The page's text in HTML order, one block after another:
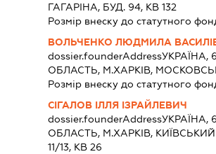
ГАГАРІНА, БУД. 94, КВ 132
Розмір внеску до статутного
ВОЛЬЧЕНКО ЛЮДМИЛА
dossier.founderAddressУКРАЇНА,
ОБЛАСТЬ, М.ХАРКІВ,
Розмір внеску до статутного
СІГАЛОВ ІЛЛЯ ІЗРАЙЛЕВИЧ
dossier.founderAddressУКРАЇНА,
ОБЛАСТЬ, М.ХАРКІВ,
11/13, КВ 26